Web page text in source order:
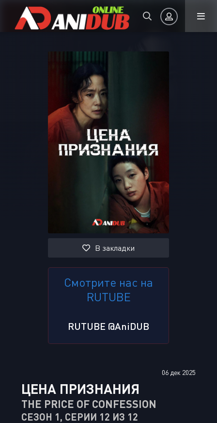
Запомнить
ВОЙТИ НА САЙТ
Восстановить пароль
Или войти через
В закладки
Смотрите нас на
RUTUBE
RUTUBE @AniDUB
06 дек 2025
ЦЕНА ПРИЗНАНИЯ
THE PRICE OF CONFESSION
СЕЗОН 1, СЕРИИ 12 ИЗ 12